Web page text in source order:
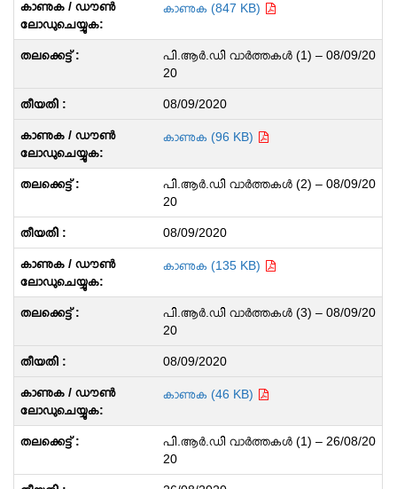
കാണുക (847 KB)
പി.ആർ.ഡി വാർത്തകൾ (1) – 08/09/20
20
08/09/2020
കാണുക (96 KB)
പി.ആർ.ഡി വാർത്തകൾ (2) – 08/09/20
20
08/09/2020
കാണുക (135 KB)
പി.ആർ.ഡി വാർത്തകൾ (3) – 08/09/20
20
08/09/2020
കാണുക (46 KB)
പി.ആർ.ഡി വാർത്തകൾ (1) – 26/08/20
20